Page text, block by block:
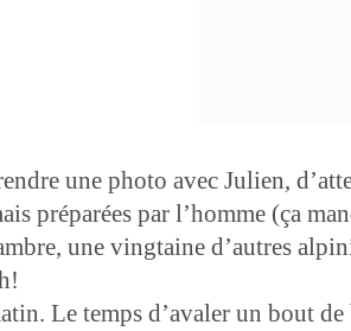
une photo avec Julien,
préparées par l’homme (ça
une vingtaine d’autres
Le temps d’avaler un bout de